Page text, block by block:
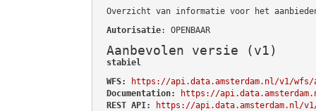
Overzicht van informatie voor het
Autorisatie: OPENBAAR
Aanbevolen versie (v1)
stabiel
WFS:
https://api.data.amsterdam.nl/v1/
Documentation:
https://
REST API:
https://api.data.amsterdam.nl/